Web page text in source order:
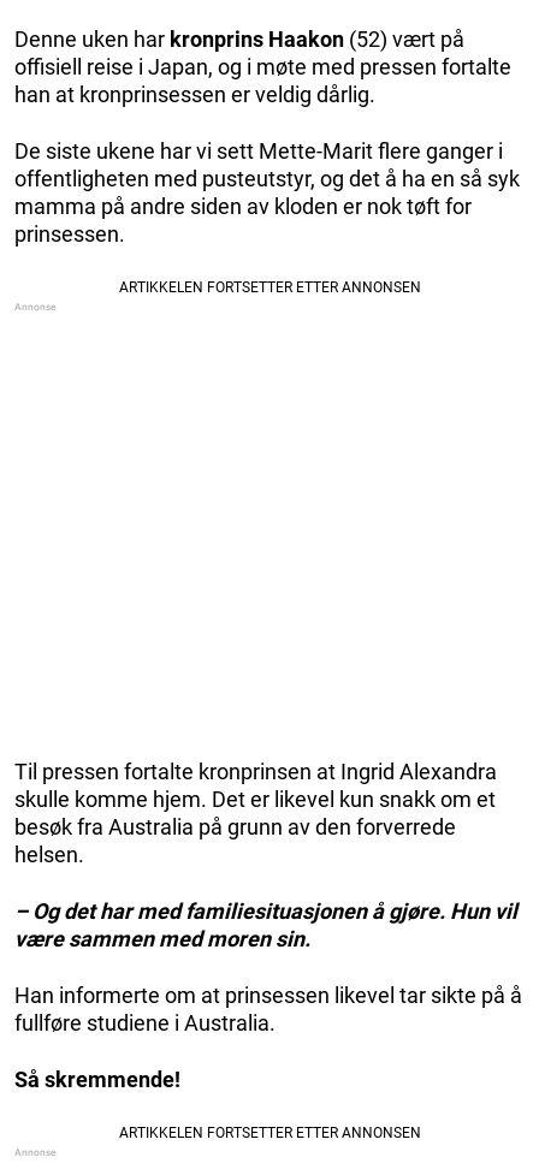
Denne uken har kronprins Haakon (52) vært på
offisiell reise i Japan, og i møte med pressen fortalte
han at kronprinsessen er veldig dårlig.
De siste ukene har vi sett Mette-Marit flere ganger i
offentligheten med pusteutstyr, og det å ha en så syk
mamma på andre siden av kloden er nok tøft for
prinsessen.
Til pressen fortalte kronprinsen at Ingrid Alexandra
skulle komme hjem. Det er likevel kun snakk om et
besøk fra Australia på grunn av den forverrede
helsen.
– Og det har med familiesituasjonen å gjøre. Hun vil
være sammen med moren sin.
Han informerte om at prinsessen likevel tar sikte på å
fullføre studiene i Australia.
Så skremmende!